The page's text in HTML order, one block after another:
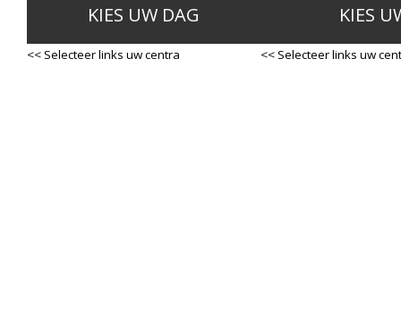
KIES UW DAG
<< Selecteer links uw centra
KIES
<< Selecteer links uw